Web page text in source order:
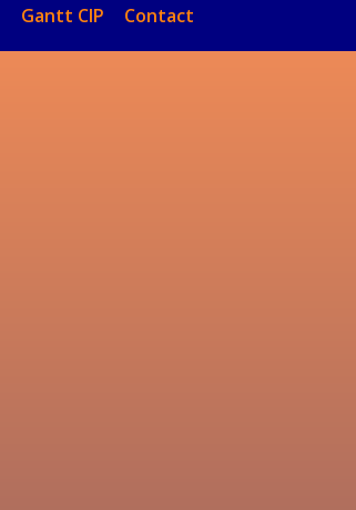
Gantt CIP
Contact